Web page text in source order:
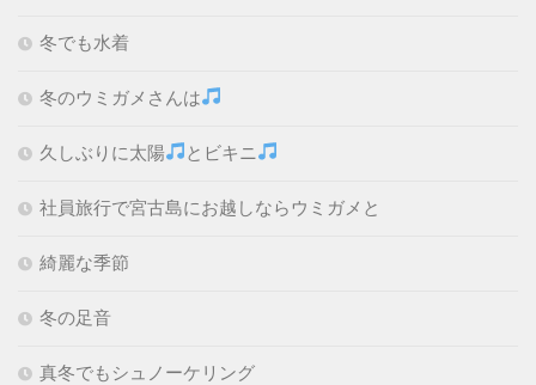
冬でも水着
冬のウミガメさんは
久しぶりに太陽 とビキニ
社員旅行で宮古島にお越しならウミガメと
綺麗な季節
冬の足音
真冬でもシュノーケリング